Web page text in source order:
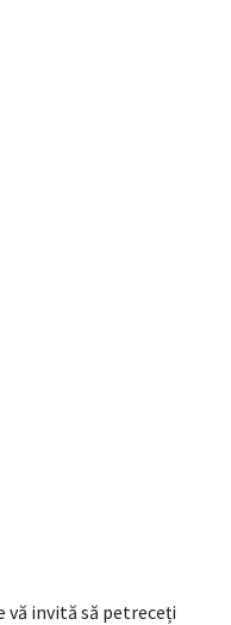
vă invită să petreceți